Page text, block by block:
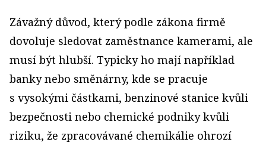
Závažný důvod, který podle zákona firmě
dovoluje sledovat zaměstnance kamerami, ale
musí být hlubší. Typicky ho mají například
banky nebo směnárny, kde se pracuje
s vysokými částkami, benzinové stanice kvůli
bezpečnosti nebo chemické podniky kvůli
riziku, že zpracovávané chemikálie ohrozí